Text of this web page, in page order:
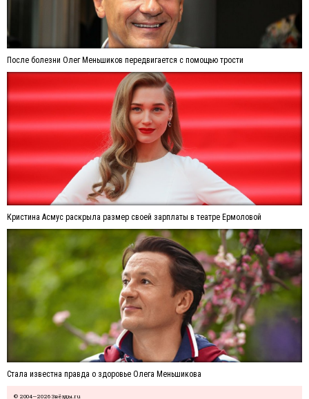
После болезни Олег Меньшиков передвигается с помощью трости
Кристина Асмус раскрыла размер своей зарплаты в театре Ермоловой
Стала известна правда о здоровье Олега Меньшикова
© 2004—2026 Звёзды.ru